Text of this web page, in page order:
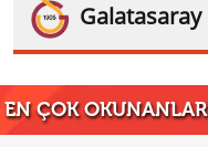
Galatasaray
EN ÇOK OKUNANLAR